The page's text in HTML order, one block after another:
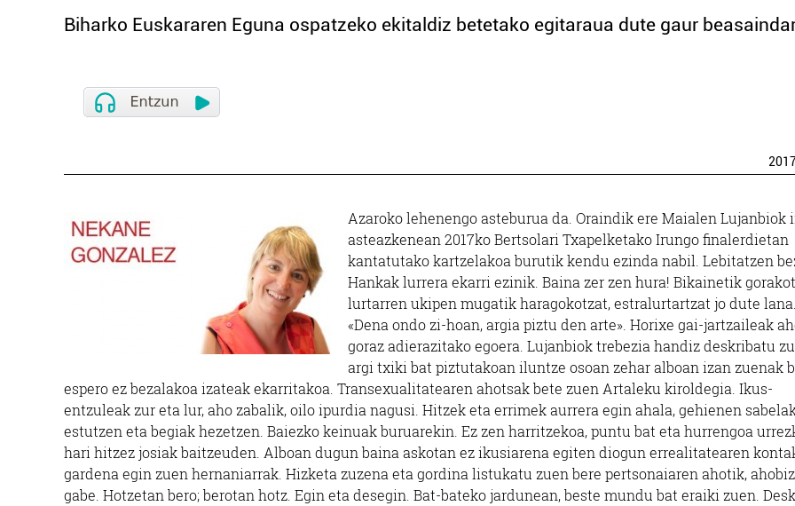
Biharko Euskararen Eguna ospatzeko ekitaldiz betetako egitaraua dute gaur
Azaroko lehenengo asteburua da. Oraindik ere Maialen Lujanbiok
asteazkenean 2017ko Bertsolari Txapelketako Irungo finalerdietan
kantatutako kartzelakoa burutik kendu ezinda nabil. Lebitatzen
Hankak lurrera ekarri ezinik. Baina zer zen hura! Bikainetik
lurtarren ukipen mugatik haragokotzat, estralurtartzat jo dute lana.
«Dena ondo zi-hoan, argia piztu den arte». Horixe gai-jartzaileak
goraz adierazitako egoera. Lujanbiok trebezia handiz deskribatu
argi txiki bat piztutakoan iluntze osoan zehar alboan izan zuenak
espero ez bezalakoa izateak ekarritakoa. Transexualitatearen ahotsak bete zuen Artaleku kiroldegia. Ikus-
entzuleak zur eta lur, aho zabalik, oilo ipurdia nagusi. Hitzek eta errimek aurrera egin ahala, gehienen
estutzen eta begiak hezetzen. Baiezko keinuak buruarekin. Ez zen harritzekoa, puntu bat eta hurrengoa
hari hitzez josiak baitzeuden. Alboan dugun baina askotan ez ikusiarena egiten diogun errealitatearen
gardena egin zuen hernaniarrak. Hizketa zuzena eta gordina listukatu zuen bere pertsonaiaren ahotik,
gabe. Hotzetan bero; berotan hotz. Egin eta desegin. Bat-bateko jardunean, beste mundu bat eraiki zuen.